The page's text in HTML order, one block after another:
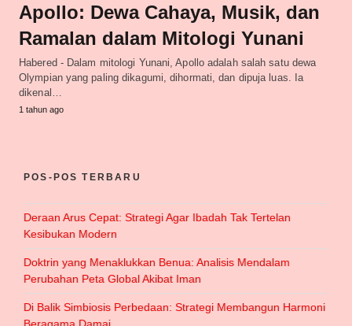
Apollo: Dewa Cahaya, Musik, dan
Ramalan dalam Mitologi Yunani
Habered - Dalam mitologi Yunani, Apollo adalah salah satu dewa
Olympian yang paling dikagumi, dihormati, dan dipuja luas. Ia
dikenal…
1 tahun ago
POS-POS TERBARU
Deraan Arus Cepat: Strategi Agar Ibadah Tak Tertelan
Kesibukan Modern
Doktrin yang Menaklukkan Benua: Analisis Mendalam
Perubahan Peta Global Akibat Iman
Di Balik Simbiosis Perbedaan: Strategi Membangun Harmoni
Beragama Damai